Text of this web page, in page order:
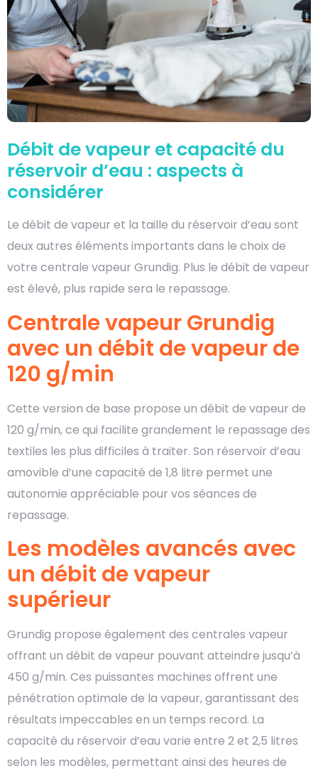
Débit de vapeur et capacité du
réservoir d’eau : aspects à
considérer
Le débit de vapeur et la taille du réservoir d’eau sont
deux autres éléments importants dans le choix de
votre centrale vapeur Grundig. Plus le débit de vapeur
est élevé, plus rapide sera le repassage.
Centrale vapeur Grundig
avec un débit de vapeur de
120 g/min
Cette version de base propose un débit de vapeur de
120 g/min, ce qui facilite grandement le repassage des
textiles les plus difficiles à traiter. Son réservoir d’eau
amovible d’une capacité de 1,8 litre permet une
autonomie appréciable pour vos séances de
repassage.
Les modèles avancés avec
un débit de vapeur
supérieur
Grundig propose également des centrales vapeur
offrant un débit de vapeur pouvant atteindre jusqu’à
450 g/min. Ces puissantes machines offrent une
pénétration optimale de la vapeur, garantissant des
résultats impeccables en un temps record. La
capacité du réservoir d’eau varie entre 2 et 2,5 litres
selon les modèles, permettant ainsi des heures de